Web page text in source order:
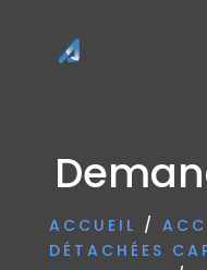
ACCUEIL /
DÉTACHÉES